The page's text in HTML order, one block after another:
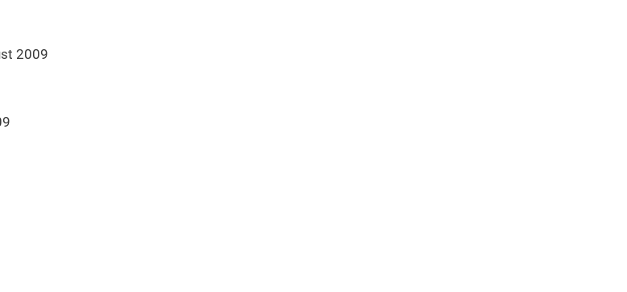
2009